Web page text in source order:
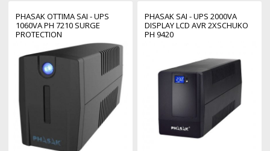
PHASAK OTTIMA SAI - UPS
1060VA PH 7210 SURGE
PROTECTION
PHASAK SAI - UPS 2000VA
DISPLAY LCD AVR 2XSCHUKO
PH 9420